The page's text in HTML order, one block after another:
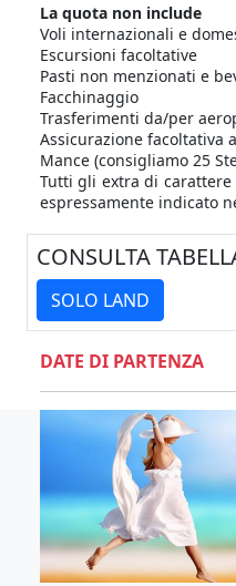
La quota non include
Voli internazionali e
Escursioni facoltative
Pasti non menzionati e
Facchinaggio
Trasferimenti da/per
Assicurazione facoltativa
Mance (consigliamo 25
Tutti gli extra di
espressamente indicato
CONSULTA
SOLO LAND
DATE DI PARTENZA